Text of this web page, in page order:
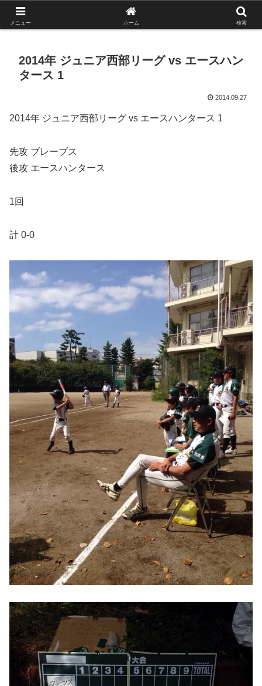
がんばれ！フルスイング！境南ブレーブス！
2014年 ジュニア西部リーグ vs エースハン
タース 1
2014.09.27
2014年 ジュニア西部リーグ vs エースハンタース 1
先攻 ブレーブス
後攻 エースハンタース
1回
計 0-0
メニュー ホーム 検索